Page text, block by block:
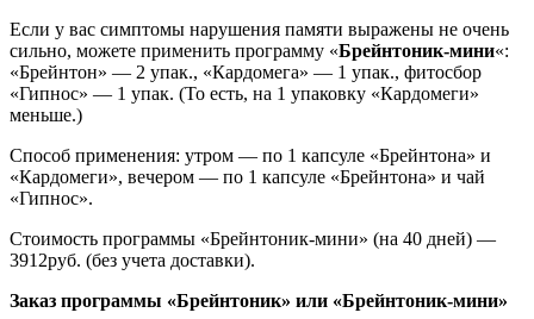
Если у вас симптомы нарушения памяти выражены не очень
сильно, можете применить программу «Брейнтоник-мини«:
«Брейнтон» — 2 упак., «Кардомега» — 1 упак., фитосбор
«Гипнос» — 1 упак. (То есть, на 1 упаковку «Кардомеги»
меньше.)
Способ применения: утром — по 1 капсуле «Брейнтона» и
«Кардомеги», вечером — по 1 капсуле «Брейнтона» и чай
«Гипнос».
Стоимость программы «Брейнтоник-мини» (на 40 дней) —
3912руб. (без учета доставки).
Заказ программы «Брейнтоник» или «Брейнтоник-мини»